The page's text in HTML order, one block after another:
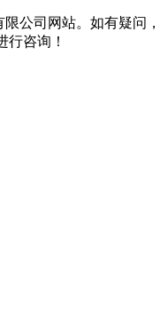
公司网站。如有疑问，
行咨询！